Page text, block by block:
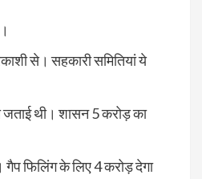
से। सहकारी समितियां ये
जताई थी। शासन 5 करोड़ का
गैप फिलिंग के लिए 4 करोड़ देगा